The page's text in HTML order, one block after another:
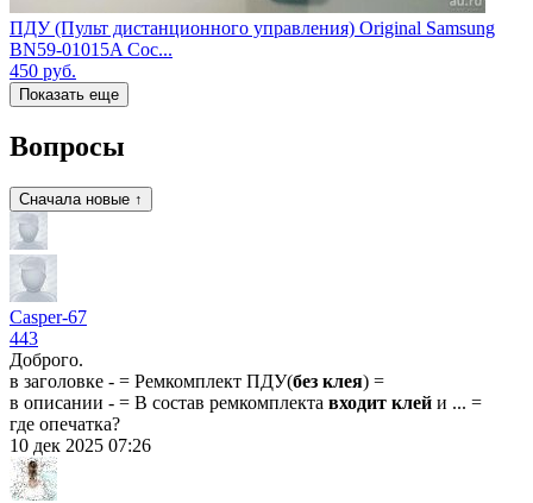
ПДУ (Пульт дистанционного управления) Original Samsung
BN59-01015A Сос...
450 руб.
Показать еще
Вопросы
Сначала новые ↑
Casper-67
443
Доброго.
в заголовке - = Ремкомплект ПДУ(без клея) =
в описании - = В состав ремкомплекта входит клей и ... =
где опечатка?
10 дек 2025 07:26